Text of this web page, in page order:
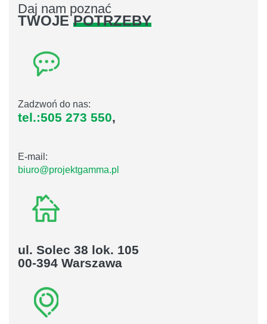
Daj nam poznać
TWOJEPOTRZEBY
Zadzwoń do nas:
tel.:505 273 550,
E-mail:
biuro@projektgamma.pl
ul. Solec 38 lok. 105
00-394 Warszawa